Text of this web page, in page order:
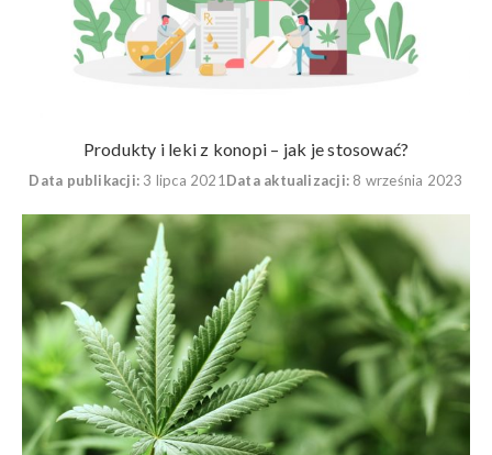
Produkty i leki z konopi – jak je stosować?
Data publikacji: 3 lipca 2021Data aktualizacji: 8 września 2023